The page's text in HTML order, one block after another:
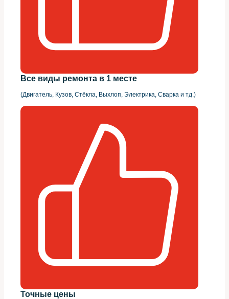
Все виды ремонта в 1 месте
(Двигатель, Кузов, Стёкла, Выхлоп, Электрика, Сварка и тд.)
Точные цены